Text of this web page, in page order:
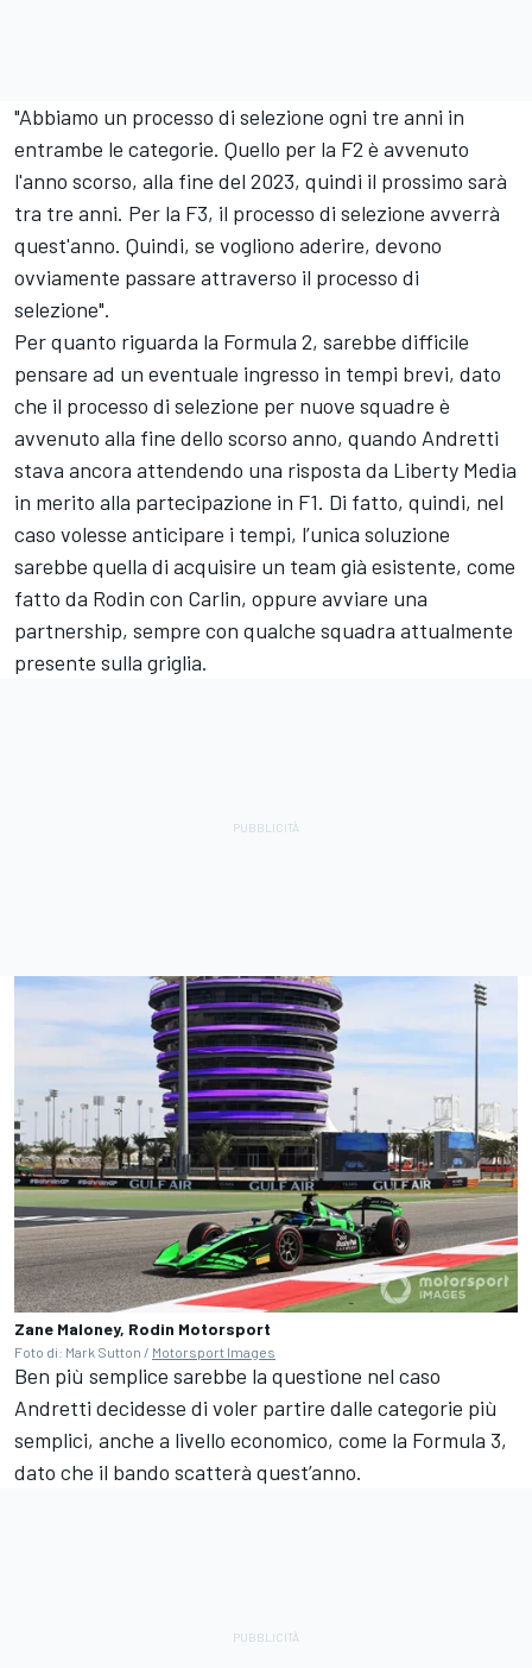
"Abbiamo un processo di selezione ogni tre anni in
entrambe le categorie. Quello per la F2 è avvenuto
l'anno scorso, alla fine del 2023, quindi il prossimo sarà
tra tre anni. Per la F3, il processo di selezione avverrà
quest'anno. Quindi, se vogliono aderire, devono
ovviamente passare attraverso il processo di
selezione".
Per quanto riguarda la Formula 2, sarebbe difficile
pensare ad un eventuale ingresso in tempi brevi, dato
che il processo di selezione per nuove squadre è
avvenuto alla fine dello scorso anno, quando Andretti
stava ancora attendendo una risposta da Liberty Media
in merito alla partecipazione in F1. Di fatto, quindi, nel
caso volesse anticipare i tempi, l’unica soluzione
sarebbe quella di acquisire un team già esistente, come
fatto da Rodin con Carlin, oppure avviare una
partnership, sempre con qualche squadra attualmente
presente sulla griglia.
Zane Maloney, Rodin Motorsport
Foto di: Mark Sutton / Motorsport Images
Ben più semplice sarebbe la questione nel caso
Andretti decidesse di voler partire dalle categorie più
semplici, anche a livello economico, come la Formula 3,
dato che il bando scatterà quest’anno.